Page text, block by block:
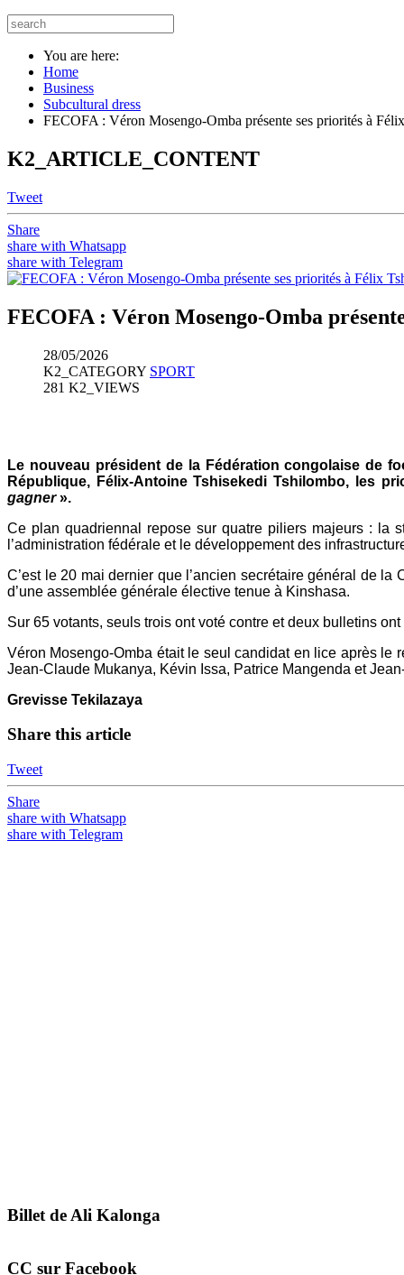
You are here:
Home
Business
Subcultural dress
FECOFA : Véron Mosengo-Omba présente ses priorités à
K2_ARTICLE_CONTENT
Tweet
Share
share with Whatsapp
share with Telegram
FECOFA : Véron Mosengo-Omba
28/05/2026
K2_CATEGORY SPORT
281 K2_VIEWS
Le nouveau président de la Fédération congolaise de
République, Félix-Antoine Tshisekedi Tshilombo, les
gagner».
Ce plan quadriennal repose sur quatre piliers majeurs : la
l’administration fédérale et le développement des
C’est le 20 mai dernier que l’ancien secrétaire général de
d’une assemblée générale élective tenue à Kinshasa.
Sur 65 votants, seuls trois ont voté contre et deux bulletins
Véron Mosengo-Omba était le seul candidat en lice après le
Jean-Claude Mukanya, Kévin Issa, Patrice Mangenda et
Grevisse Tekilazaya
Share this article
Tweet
Share
share with Whatsapp
share with Telegram
Billet de Ali Kalonga
CC sur Facebook